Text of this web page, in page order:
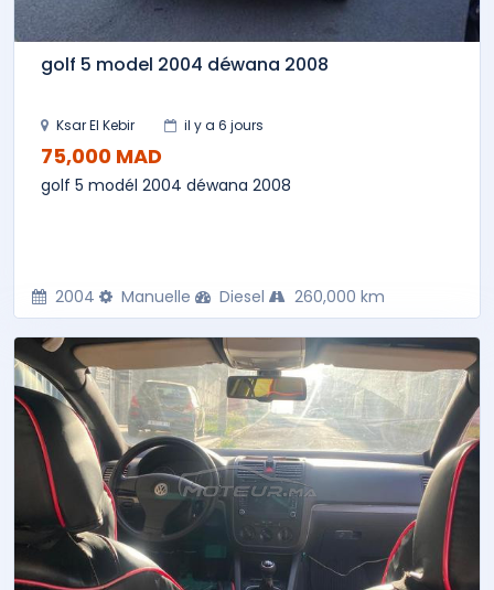
golf 5 model 2004 déwana 2008
Ksar El Kebir il y a 6 jours
75,000 MAD
golf 5 modél 2004 déwana 2008
2004 Manuelle Diesel 260,000 km